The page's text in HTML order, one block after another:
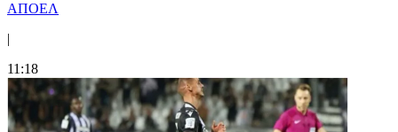
ΑΠΟΕΛ
|
11:18